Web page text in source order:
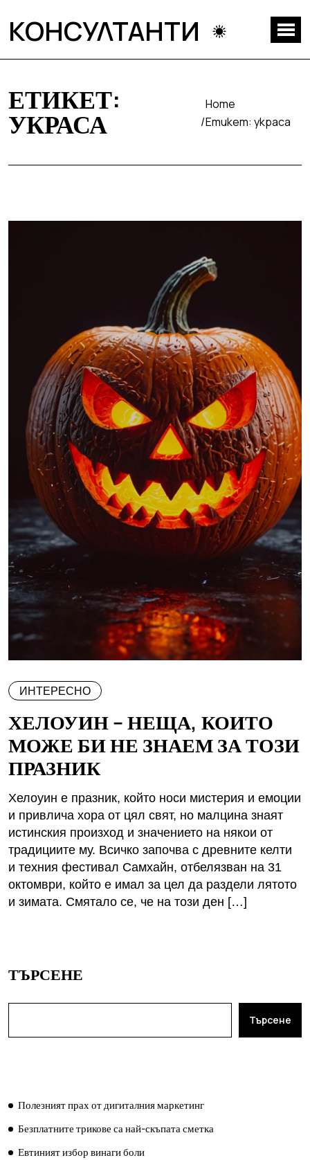
КОНСУЛТАНТИ
ЕТИКЕТ:
УКРАСА
Home
Етикет: украса
ИНТЕРЕСНО
ХЕЛОУИН – НЕЩА, КОИТО
МОЖЕ БИ НЕ ЗНАЕМ ЗА ТОЗИ
ПРАЗНИК
Хелоуин е празник, който носи мистерия и емоции
и привлича хора от цял свят, но малцина знаят
истинския произход и значението на някои от
традициите му. Всичко започва с древните келти
и техния фестивал Самхайн, отбелязван на 31
октомври, който е имал за цел да раздели лятото
и зимата. Смятало се, че на този ден […]
ТЪРСЕНЕ
Търсене
Полезният прах от дигиталния маркетинг
Безплатните трикове са най-скъпата сметка
Евтиният избор винаги боли